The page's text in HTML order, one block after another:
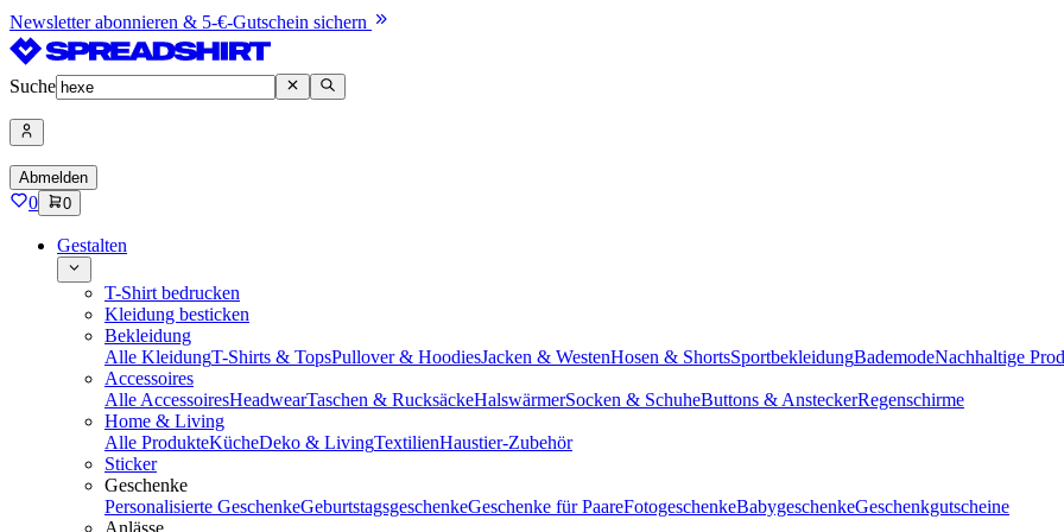
Newsletter abonnieren & 5-€-Gutschein sichern
Suche
Abmelden
0 0
Gestalten
T-Shirt bedrucken
Kleidung besticken
Bekleidung
Alle KleidungT-Shirts & TopsPullover & HoodiesJacken & WestenHosen & ShortsSportbekleidungBademodeNachhaltige
Accessoires
Alle AccessoiresHeadwearTaschen & RucksäckeHalswärmerSocken & SchuheButtons & AnsteckerRegenschirme
Home & Living
Alle ProdukteKücheDeko & LivingTextilienHaustier-Zubehör
Sticker
Geschenke
Personalisierte GeschenkeGeburtstagsgeschenkeGeschenke für PaareFotogeschenkeBabygeschenkeGeschenkgutscheine